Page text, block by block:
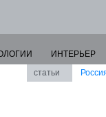
ИНТЕРЬЕР
статьи